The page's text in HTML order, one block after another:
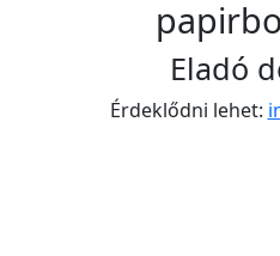
Eladó
Érdeklődni lehet: